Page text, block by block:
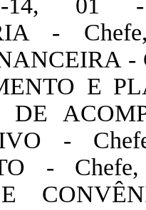
14, 01
-
-
E
-
-
E